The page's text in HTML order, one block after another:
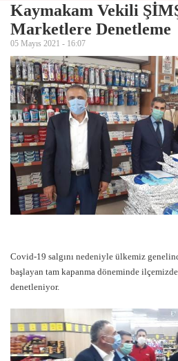
Kaymakam Vekili
Marketlere Denetleme
05 Mayıs 2021 - 16:07
Covid-19 salgını nedeniyle ülkemiz
başlayan tam kapanma döneminde
denetleniyor.